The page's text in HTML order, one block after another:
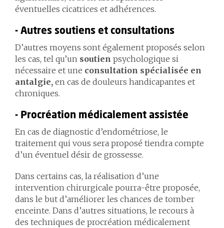
éventuelles cicatrices et adhérences.
- Autres soutiens et consultations
D’autres moyens sont également proposés selon
les cas, tel qu’un soutien psychologique si
nécessaire et une consultation spécialisée en
antalgie, en cas de douleurs handicapantes et
chroniques.
- Procréation médicalement assistée
En cas de diagnostic d’endométriose, le
traitement qui vous sera proposé tiendra compte
d’un éventuel désir de grossesse.
Dans certains cas, la réalisation d’une
intervention chirurgicale pourra-être proposée,
dans le but d’améliorer les chances de tomber
enceinte. Dans d’autres situations, le recours à
des techniques de procréation médicalement